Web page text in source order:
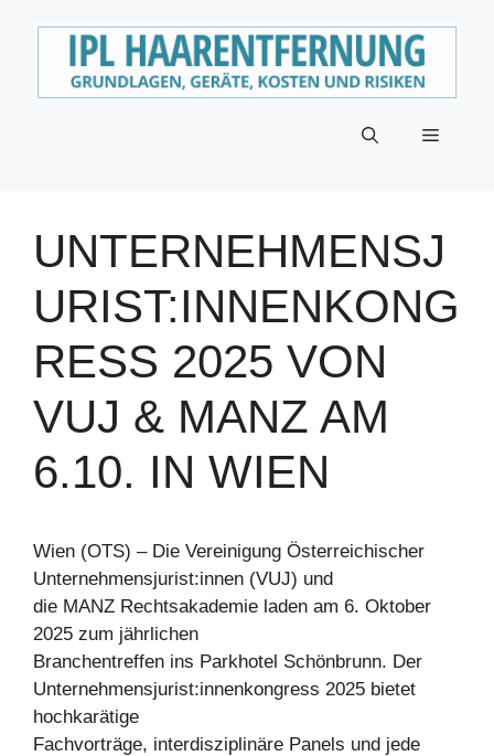
Menü
UNTERNEHMENSJ
URIST:INNENKONG
RESS 2025 VON
VUJ & MANZ AM
6.10. IN WIEN
Wien (OTS) – Die Vereinigung Österreichischer
Unternehmensjurist:innen (VUJ) und
die MANZ Rechtsakademie laden am 6. Oktober
2025 zum jährlichen
Branchentreffen ins Parkhotel Schönbrunn. Der
Unternehmensjurist:innenkongress 2025 bietet
hochkarätige
Fachvorträge, interdisziplinäre Panels und jede